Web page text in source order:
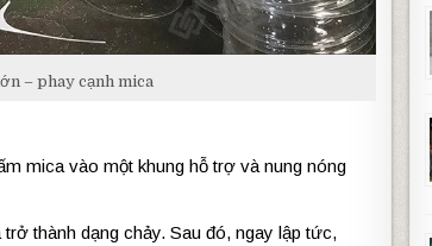
– phay cạnh mica
mica vào một khung hỗ trợ và nung nóng
thành dạng chảy. Sau đó, ngay lập tức,